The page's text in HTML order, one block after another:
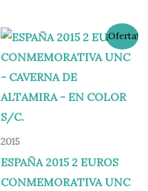
¡Oferta!
2015
ESPAÑA 2015 2 EUROS
CONMEMORATIVA UNC
El
precio
original
era:
15,00 €.
El
precio
actual
es:
12,95 €.